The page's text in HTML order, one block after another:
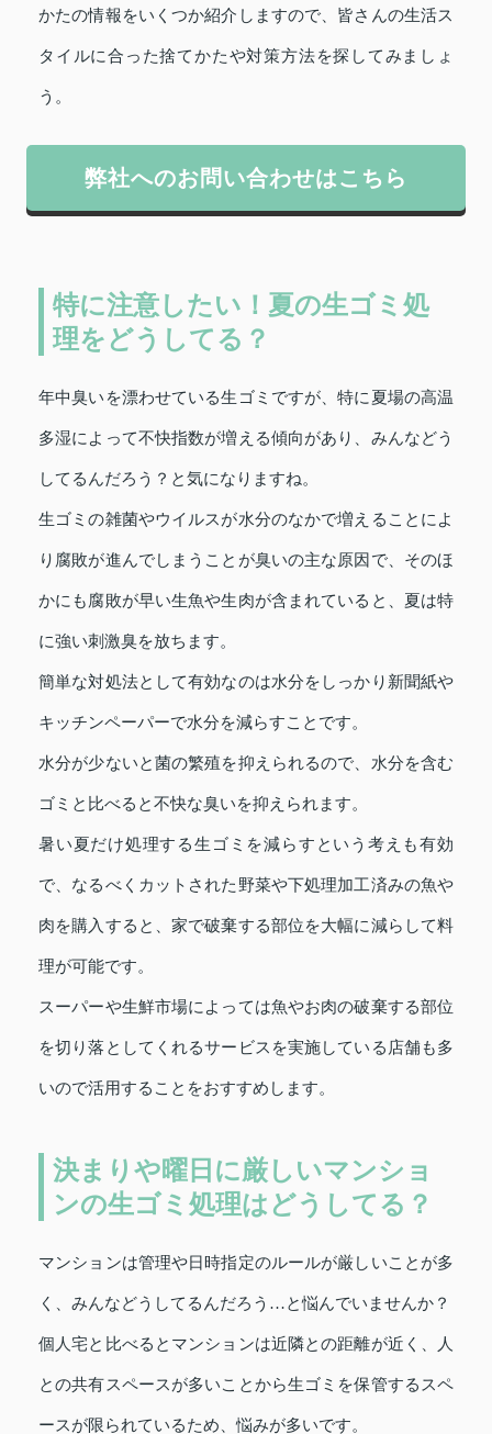
かたの情報をいくつか紹介しますので、皆さんの生活ス
タイルに合った捨てかたや対策方法を探してみましょ
う。
弊社へのお問い合わせはこちら
特に注意したい！夏の生ゴミ処
理をどうしてる？
年中臭いを漂わせている生ゴミですが、特に夏場の高温
多湿によって不快指数が増える傾向があり、みんなどう
してるんだろう？と気になりますね。
生ゴミの雑菌やウイルスが水分のなかで増えることによ
り腐敗が進んでしまうことが臭いの主な原因で、そのほ
かにも腐敗が早い生魚や生肉が含まれていると、夏は特
に強い刺激臭を放ちます。
簡単な対処法として有効なのは水分をしっかり新聞紙や
キッチンペーパーで水分を減らすことです。
水分が少ないと菌の繁殖を抑えられるので、水分を含む
ゴミと比べると不快な臭いを抑えられます。
暑い夏だけ処理する生ゴミを減らすという考えも有効
で、なるべくカットされた野菜や下処理加工済みの魚や
肉を購入すると、家で破棄する部位を大幅に減らして料
理が可能です。
スーパーや生鮮市場によっては魚やお肉の破棄する部位
を切り落としてくれるサービスを実施している店舗も多
いので活用することをおすすめします。
決まりや曜日に厳しいマンショ
ンの生ゴミ処理はどうしてる？
マンションは管理や日時指定のルールが厳しいことが多
く、みんなどうしてるんだろう…と悩んでいませんか？
個人宅と比べるとマンションは近隣との距離が近く、人
との共有スペースが多いことから生ゴミを保管するスペ
ースが限られているため、悩みが多いです。